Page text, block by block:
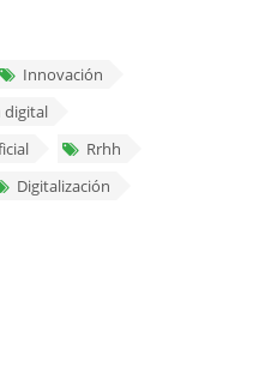
Innovación
digital
Rrhh
Digitalización